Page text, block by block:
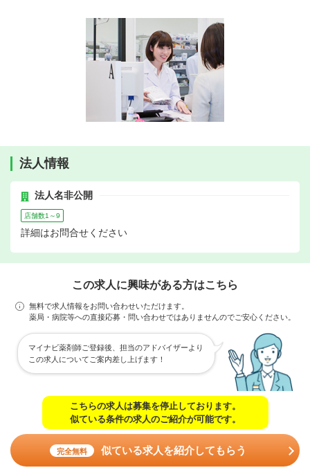
法人情報
法人名非公開
店舗数1～9
詳細はお問合せください
この求人に興味がある方はこちら
無料で求人情報をお問い合わせいただけます。
薬局・病院等への直接応募・問い合わせではありませんのでご安心ください。
マイナビ薬剤師ご登録後、担当のアドバイザーより
この求人についてご案内差し上げます！
こちらの求人は募集を停止しております。
似ている条件の求人のご紹介が可能です。
完全無料 似ている求人を紹介してもらう